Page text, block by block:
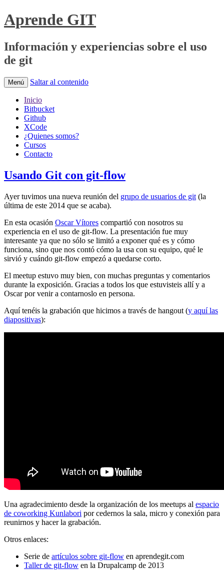
Aprende GIT
Información y experiencias sobre el uso
de git
Menú Saltar al contenido
Inicio
Bitbucket
Github
XCode
¿Quienes somos?
Cursos
Contacto
Usando Git con git-flow
Ayer tuvimos una nueva reunión del grupo de usuarios de git (la
última de este 2014 que se acaba).
En esta ocasión Oscar Vítores compartió con nosotros su
experiencia en el uso de git-flow. La presentación fue muy
interesante ya que no sólo se limitó a exponer qué es y cómo
funciona, sino que nos contó cómo la usa con su equipo, qué le
sirvió y cuándo git-flow empezó a quedarse corto.
El meetup estuvo muy bien, con muchas preguntas y comentarios
durante la exposición. Gracias a todos los que estuvisteis allí y a
Oscar por venir a contarnoslo en persona.
Aquí tenéis la grabación que hicimos a través de hangout (y aquí las
diapositivas):
Una agradecimiento desde la organización de los meetups al espacio
de coworking Kunlabori por cedernos la sala, micro y conexión para
reunirnos y hacer la grabación.
Otros enlaces:
Serie de artículos sobre git-flow en aprendegit.com
Taller de git-flow en la Drupalcamp de 2013